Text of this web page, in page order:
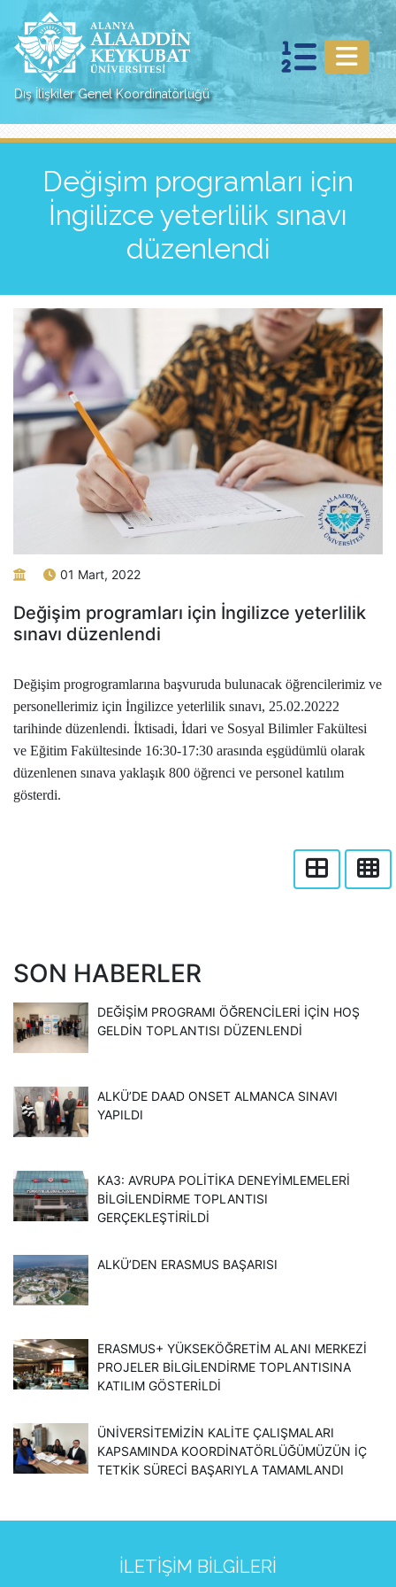
Dış İlişkiler Genel Koordinatörlüğü
Değişim programları için
İngilizce yeterlilik sınavı
düzenlendi
01 Mart, 2022
Değişim programları için İngilizce yeterlilik
sınavı düzenlendi
Değişim progrogramlarına başvuruda bulunacak öğrencilerimiz ve
personellerimiz için İngilizce yeterlilik sınavı, 25.02.20222
tarihinde düzenlendi. İktisadi, İdari ve Sosyal Bilimler Fakültesi
ve Eğitim Fakültesinde 16:30-17:30 arasında eşgüdümlü olarak
düzenlenen sınava yaklaşık 800 öğrenci ve personel katılım
gösterdi.
SON HABERLER
DEĞIŞIM PROGRAMI ÖĞRENCILERI İÇIN HOŞ
GELDIN TOPLANTISI DÜZENLENDI
ALKÜ’DE DAAD ONSET ALMANCA SINAVI
YAPILDI
KA3: AVRUPA POLİTİKA DENEYİMLEMELERİ
BILGILENDIRME TOPLANTISI
GERÇEKLEŞTIRILDI
ALKÜ’DEN ERASMUS BAŞARISI
ERASMUS+ YÜKSEKÖĞRETIM ALANI MERKEZI
PROJELER BILGILENDIRME TOPLANTISINA
KATILIM GÖSTERILDI
ÜNIVERSITEMIZIN KALITE ÇALIŞMALARI
KAPSAMINDA KOORDINATÖRLÜĞÜMÜZÜN İÇ
TETKIK SÜRECI BAŞARIYLA TAMAMLANDI
İLETIŞIM BILGILERI